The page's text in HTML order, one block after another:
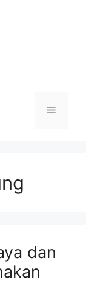
Menu
dan